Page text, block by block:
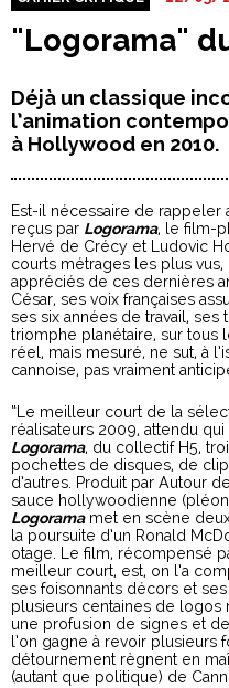
"Logorama"
Déjà un classique
l’animation
à Hollywood en 2010.
Est-il nécessaire de rappeler
reçus par Logorama, le film-
Hervé de Crécy et Ludovic
courts métrages les plus
appréciés de ces dernières
César, ses voix françaises
ses six années de travail,
triomphe planétaire, sur tous
réel, mais mesuré, ne sut, à
cannoise, pas vraiment
“Le meilleur court de la
réalisateurs 2009, attendu
Logorama, du collectif H5,
pochettes de disques, de
d’autres. Produit par Autour
sauce hollywoodienne
Logoramamet en scène
la poursuite d’un Ronald
otage. Le film, récompensé
meilleur court, est, on l’a
ses foisonnants décors et
plusieurs centaines de logos
une profusion de signes et
l’on gagne à revoir plusieurs
détournement règnent en
(autant que politique) de